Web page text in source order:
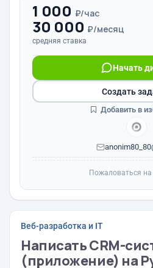
1 000 ₽/час
30 000 ₽/месяц
средняя ставка
Начать
Создать
Добавить в
Пожаловаться
Веб-разработка и IT
Написать CRM-
(приложение) на